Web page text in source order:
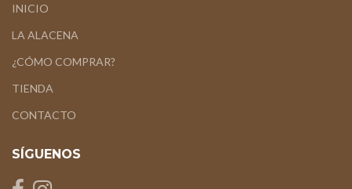
INICIO
LA ALACENA
¿CÓMO COMPRAR?
TIENDA
CONTACTO
SÍGUENOS